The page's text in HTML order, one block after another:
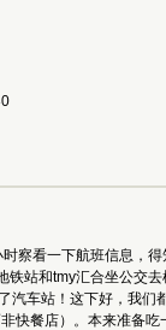
察看一下航班信息，
站和tmy汇合坐公交
车站！这下好，我们
快餐店）。本来准备